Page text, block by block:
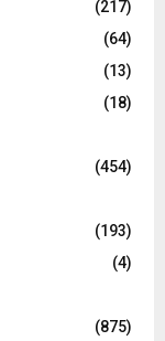
(217)
(64)
(13)
(18)
(454)
(193)
(4)
(875)